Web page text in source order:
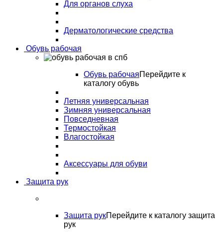
Для органов слуха
Дерматологические средства
Обувь рабочая
Обувь рабочаяПерейдите к
каталогу обувь
Летняя универсальная
Зимняя универсальная
Повседневная
Термостойкая
Влагостойкая
Аксессуары для обуви
Защита рук
Защита рукПерейдите к каталогу защита
рук